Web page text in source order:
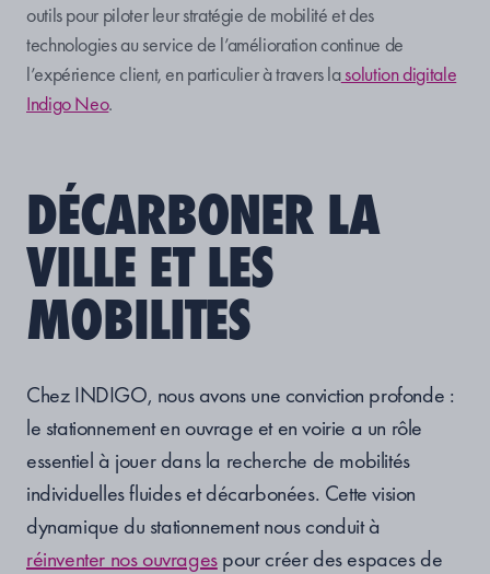
outils pour piloter leur stratégie de mobilité et des
technologies au service de l’amélioration continue de
l’expérience client, en particulier à travers lasolution digitale
Indigo Neo.
DÉCARBONER LA
VILLE ET LES
MOBILITES
Chez INDIGO, nous avons une conviction profonde :
le stationnement en ouvrage et en voirie a un rôle
essentiel à jouer dans la recherche de mobilités
individuelles fluides et décarbonées. Cette vision
dynamique du stationnement nous conduit à
réinventer nos ouvragespour créer des espaces de